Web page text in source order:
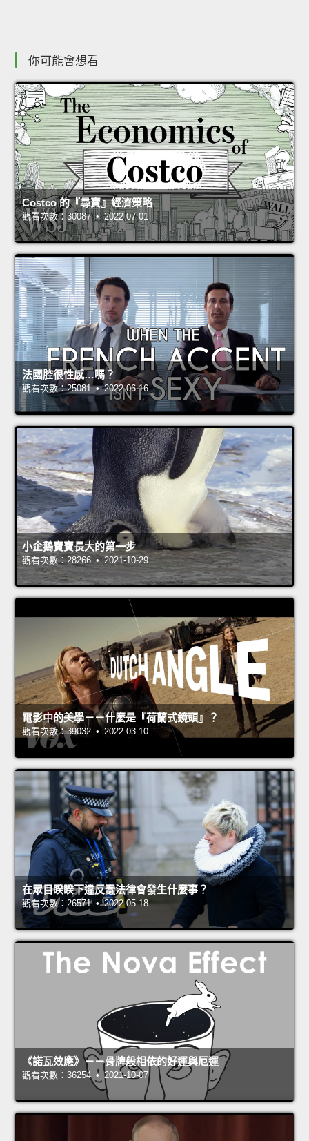
你可能會想看
Costco 的『尋寶』經濟策略
觀看次數：30087 • 2022-07-01
法國腔很性感…嗎？
觀看次數：25081 • 2022-06-16
小企鵝寶寶長大的第一步
觀看次數：28266 • 2021-10-29
電影中的美學－－什麼是『荷蘭式鏡頭』？
觀看次數：39032 • 2022-03-10
在眾目睽睽下違反蠢法律會發生什麼事？
觀看次數：26571 • 2022-05-18
《諾瓦效應》－－骨牌般相依的好運與厄運
觀看次數：36254 • 2021-10-07